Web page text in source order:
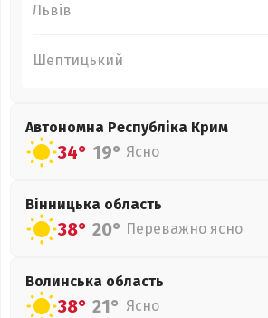
Львів
Шептицький
Автономна Республіка Крим
34° 19° Ясно
Вінницька область
38° 20° Переважно ясно
Волинська область
38° 21° Ясно